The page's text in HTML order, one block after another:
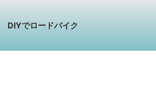
DIYでロードバイク